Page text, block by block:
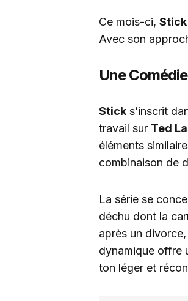
Ce mois-ci, Stick
Avec son
Une
Stick s’inscrit
travail sur Ted
éléments
combinaison de
La série se
déchu dont la
après un
dynamique offre
ton léger et